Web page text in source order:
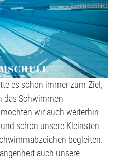
es schon immer zum Ziel,
das Schwimmen
wir auch weiterhin
schon unsere Kleinsten
begleiten.
auch unsere